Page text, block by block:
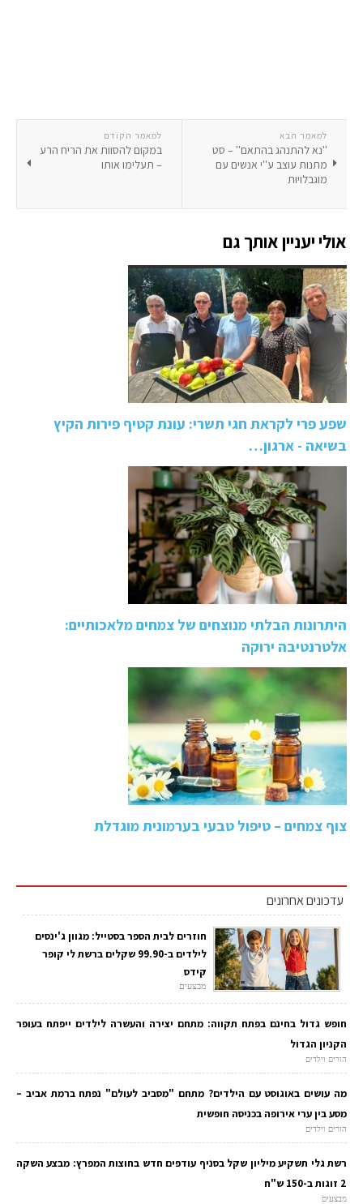
למאמר הקודם
במקום להסוות את הריח הרע
– תעלימו אותו
למאמר הבא
''נא להתנהג בהתאם'' – סט
מתנות עוצב ע''י אנשים עם
מוגבלויות
אולי יעניין אותך גם
שפע פרי לקראת חגי תשרי: עונת קטיף פירות הקיץ
בשיאה - ארגון…
היתרונות הבלתי מנוצחים של צמחים מלאכותיים:
אלטרנטיבה ירוקה
צוף צמחים – טיפול טבעי בערמונית מוגדלת
עדכונים אחרונים
חוזרים לבית הספר בסטייל: מגוון ג'ינסים
לילדים ב-99.90 שקלים ברשת לי קופר
קידס
מבצעים
חופש גדול בחינם בפתח תקווה: מתחם יצירה והעשרה לילדים ייפתח בעופר
הקניון הגדול
הורים וילדים
מה עושים באוגוסט עם הילדים? מתחם "מסביב לעולם" נפתח ברמת אביב –
מסע בין ערי אירופה בכניסה חופשית
הורים וילדים
רשת גלי תשקיע מיליון שקל בסניף עודפים חדש בחוצות המפרץ: מבצע השקה
2 זוגות ב-150 ש"ח
מבצעים